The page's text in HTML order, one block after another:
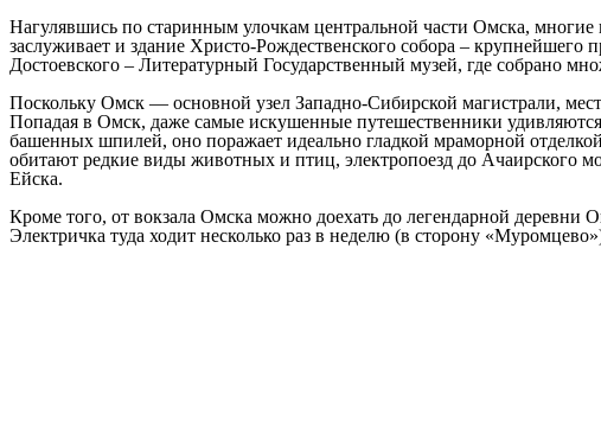
Нагулявшись по старинным улочкам центральной части Омска,
заслуживает и здание Христо-Рождественского собора – крупнейшего
Достоевского – Литературный Государственный музей, где собрано
Поскольку Омск — основной узел Западно-Сибирской магистрали,
Попадая в Омск, даже самые искушенные путешественники
башенных шпилей, оно поражает идеально гладкой мраморной
обитают редкие виды животных и птиц, электропоезд до Ачаирского
Ейска.
Кроме того, от вокзала Омска можно доехать до легендарной деревни
Электричка туда ходит несколько раз в неделю (в сторону